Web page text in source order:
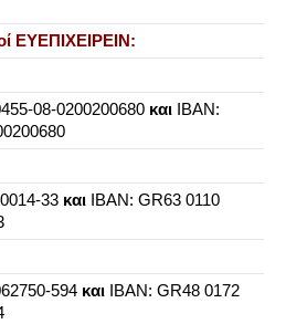
ΕΥΕΠΙΧΕΙΡΕΙΝ:
08-0200200680 και IBAN:
33 και ΙΒΑΝ: GR63 0110
594 και ΙΒΑΝ: GR48 0172